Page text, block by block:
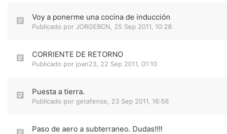
Voy a ponerme una cocina de inducción
Publicado por JORGEBCN 25 Sep 2011, 10:28
CORRIENTE DE RETORNO
Publicado por joan23 22 Sep 2011, 01:10
Puesta a tierra.
Publicado por getafense 23 Sep 2011, 16:56
Paso de aero a subterraneo. Dudas!!!!